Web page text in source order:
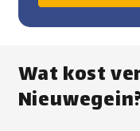
Wat kost